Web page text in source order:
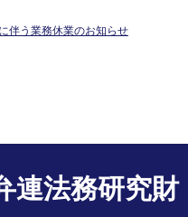
伴う業務休業のお知らせ
連法務研究財